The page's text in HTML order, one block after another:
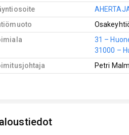
31 –
31000 –
Petri